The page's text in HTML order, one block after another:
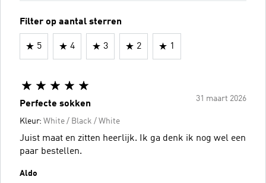
Filter op aantal sterren
5 4 3 2 1
31 maart 2026
Perfecte sokken
Kleur: White / Black / White
Juist maat en zitten heerlijk. Ik ga denk ik nog wel een
paar bestellen.
Aldo